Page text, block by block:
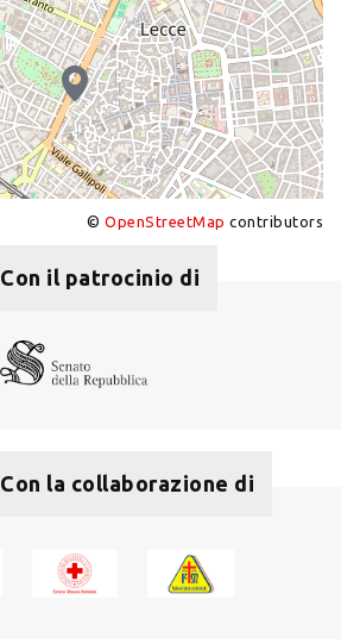
© OpenStreetMap contributors
Con il patrocinio di
Con la collaborazione di